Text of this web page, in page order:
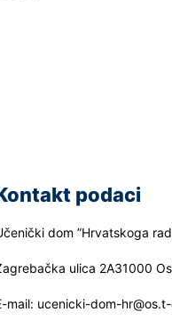
podaci
dom ”Hrvatskoga
ulica 2A31000
mail: ucenicki-dom-